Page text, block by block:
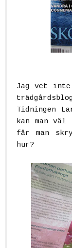
Jag vet inte
Tidningen
kan man
får man
hur?